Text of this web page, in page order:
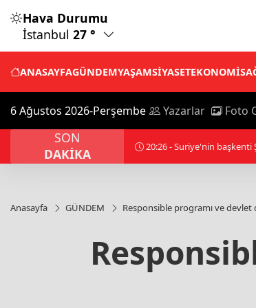
Hava Durumu
İstanbul 27 °
ANASAYFAGÜNDEMYAŞAMSİYASETEKONOMİ
6 Ağustos 2026-Perşembe Yazarlar Foto
SON
DAKİKA
20:33 - Muhammed Salah
Anasayfa GÜNDEM Responsible programı ve devlet